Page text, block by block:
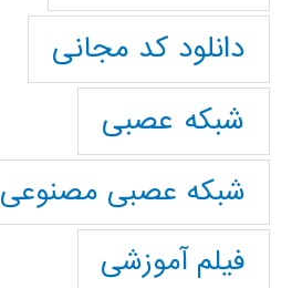
دانلود کد مجانی
شبکه عصبی
شبکه عصبی مصنوعی
فیلم آموزشی